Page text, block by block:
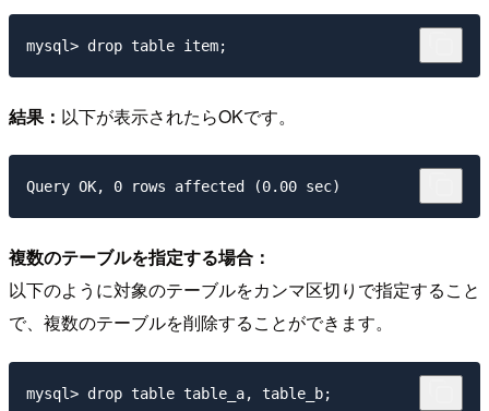
結果： 以下が表示されたらOKです。
複数のテーブルを指定する場合：
以下のように対象のテーブルをカンマ区切りで指定すること
で、複数のテーブルを削除することができます。